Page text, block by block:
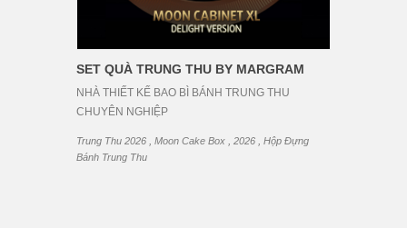
SET QUÀ TRUNG THU BY MARGRAM
NHÀ THIẾT KẾ BAO BÌ BÁNH TRUNG THU
CHUYÊN NGHIỆP
Trung Thu 2026 , Moon Cake Box , 2026 , Hộp Đựng
Bánh Trung Thu